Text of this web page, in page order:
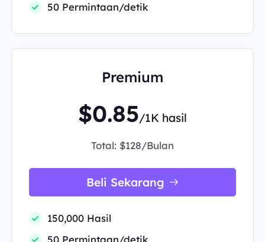
50 Permintaan/detik
Premium
$0.85/1K hasil
Total: $128/Bulan
Beli Sekarang
150,000 Hasil
50 Permintaan/detik